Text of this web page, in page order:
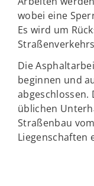
wobei eine
Es wird um
Die
beginnen und
abgeschlossen.
üblichen
Straßenbau
Liegenschaften